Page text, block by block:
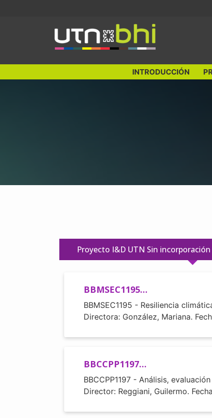
INTRODUCCIÓN
Proyecto I&D UTN Sin
BBMSEC1195…
BBMSEC1195 - Resiliencia
Directora: González, Mariana.
BBCCPP1197…
BBCCPP1197 - Análisis,
Director: Reggiani, Guilermo.